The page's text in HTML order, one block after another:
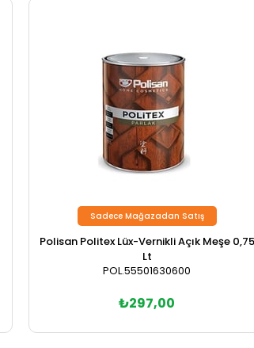
Polisan Politex Lüx-Vernikli Açık Meşe 0,75
Lt
POL.55501630600
₺297,00
Sadece Mağazadan Satış